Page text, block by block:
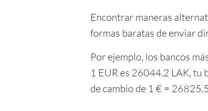
Encontrar maneras
formas baratas de enviar
Por ejemplo, los bancos
1 EUR es 26044.2 LAK, tu
de cambio de 1 € =